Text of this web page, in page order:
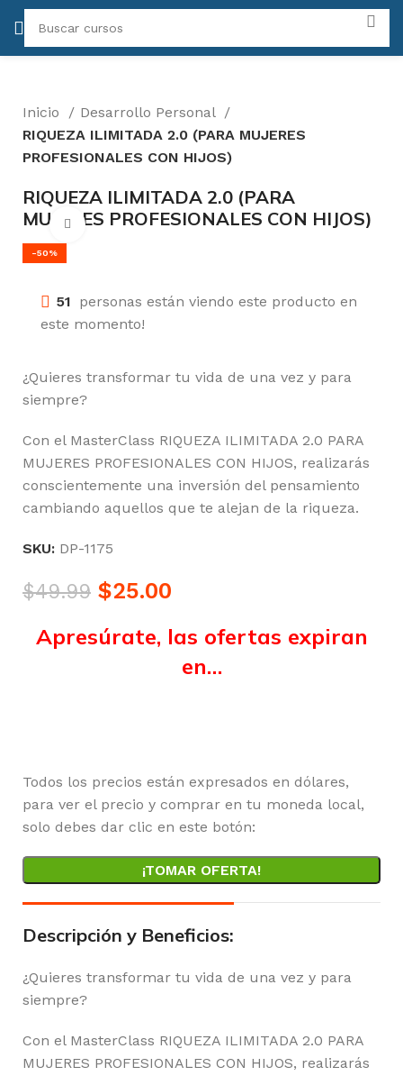
Inicio
Desarrollo Personal
RIQUEZA ILIMITADA 2.0 (PARA MUJERES
PROFESIONALES CON HIJOS)
RIQUEZA ILIMITADA 2.0 (PARA
MUJERES PROFESIONALES CON HIJOS)
-50%
Click para agrandar
51 personas están viendo este producto en
este momento!
¿Quieres transformar tu vida de una vez y para
siempre?
Con el MasterClass RIQUEZA ILIMITADA 2.0 PARA
MUJERES PROFESIONALES CON HIJOS, realizarás
conscientemente una inversión del pensamiento
cambiando aquellos que te alejan de la riqueza.
SKU: DP-1175
$49.99 $25.00
Apresúrate, las ofertas expiran
en…
Todos los precios están expresados en dólares,
para ver el precio y comprar en tu moneda local,
solo debes dar clic en este botón:
¡TOMAR OFERTA!
Descripción y Beneficios:
¿Quieres transformar tu vida de una vez y para
siempre?
Con el MasterClass RIQUEZA ILIMITADA 2.0 PARA
MUJERES PROFESIONALES CON HIJOS, realizarás